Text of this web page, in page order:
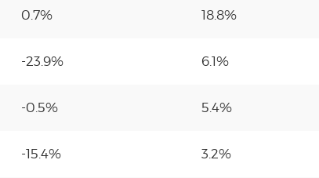
0.7% 18.8%
-23.9% 6.1%
-0.5% 5.4%
-15.4% 3.2%